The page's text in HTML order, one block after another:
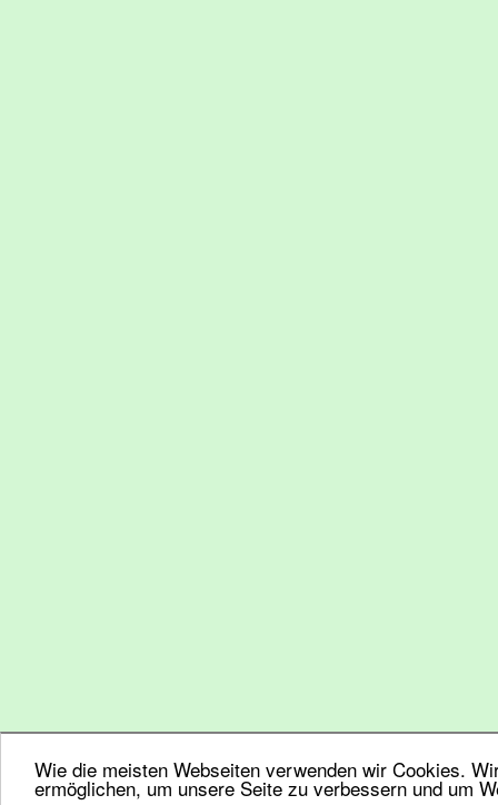
Wie die meisten Webseiten verwenden wir Cookies.
ermöglichen, um unsere Seite zu verbessern und um